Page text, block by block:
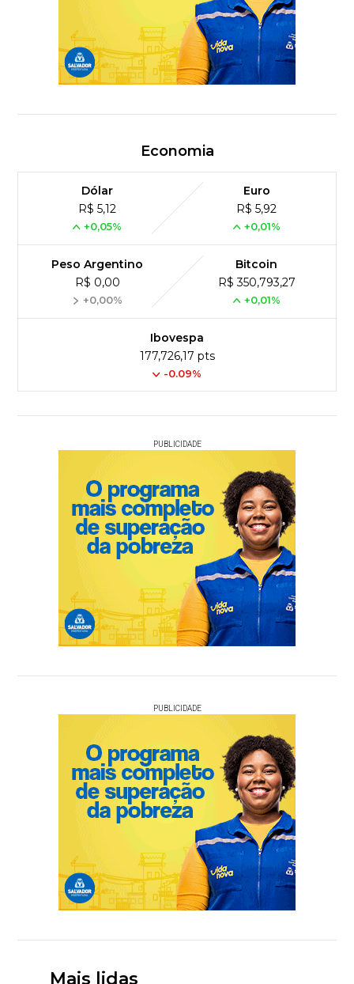
Economia
Dólar
R$ 5,12
+0,05%
Euro
R$ 5,92
+0,01%
Peso Argentino
R$ 0,00
+0,00%
Bitcoin
R$ 350,793,27
+0,01%
Ibovespa
177,726,17 pts
-0.09%
PUBLICIDADE
PUBLICIDADE
Mais lidas